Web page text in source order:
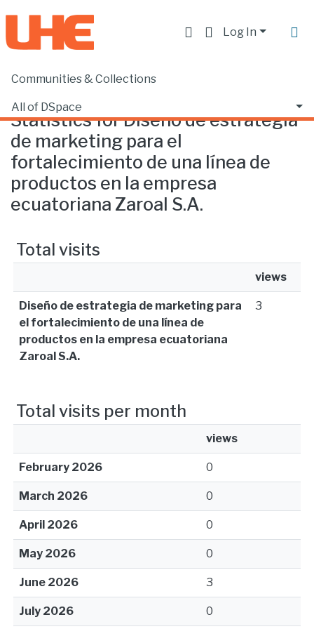
Log In
Communities & Collections
All of DSpace
Home Statistics
Statistics for Diseño de estrategia
de marketing para el
fortalecimiento de una línea de
productos en la empresa
ecuatoriana Zaroal S.A.
Total visits
views
Diseño de estrategia de marketing para
el fortalecimiento de una línea de
productos en la empresa ecuatoriana
Zaroal S.A.
3
Total visits per month
views
February 2026 0
March 2026 0
April 2026 0
May 2026 0
June 2026 3
July 2026 0